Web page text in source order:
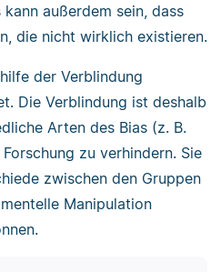
außerdem sein, dass
die nicht wirklich existieren.
der Verblindung
Die Verblindung ist deshalb
Arten des Bias (z. B.
zu verhindern. Sie
zwischen den Gruppen
Manipulation